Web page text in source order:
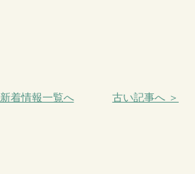
新着情報一覧へ 古い記事へ ＞